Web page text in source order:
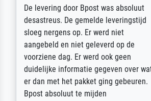
Sehr gute Qualität des Leinwanddrucks
und des Rahmens! Unser Bild wurde
sehr sorgfältig und sicher verpackt, so
dass es unbeschadet bei uns ankam. Es
wird nicht unser letzter Meisterdruck
sein. Vielen Dank!